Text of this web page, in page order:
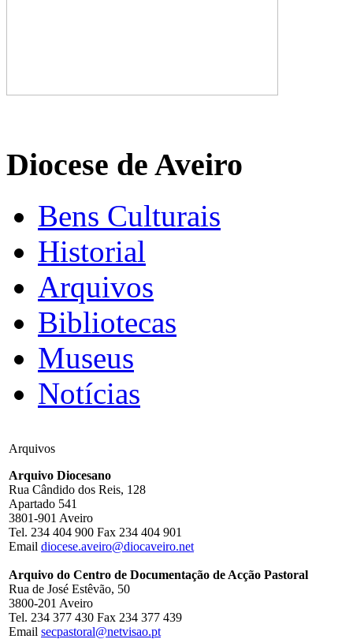
Diocese de Aveiro
Bens Culturais
Historial
Arquivos
Bibliotecas
Museus
Notícias
Arquivos
Arquivo Diocesano
Rua Cândido dos Reis, 128
Apartado 541
3801-901 Aveiro
Tel. 234 404 900 Fax 234 404 901
Email diocese.aveiro@diocaveiro.net
Arquivo do Centro de Documentação de Acção Pastoral
Rua de José Estêvão, 50
3800-201 Aveiro
Tel. 234 377 430 Fax 234 377 439
Email secpastoral@netvisao.pt